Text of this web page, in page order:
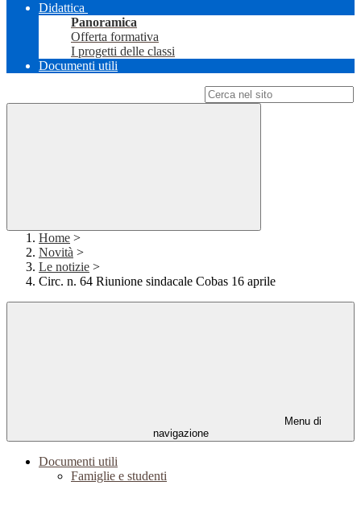
Didattica
Panoramica
Offerta formativa
I progetti delle classi
Documenti utili
Home >
Novità >
Le notizie >
Circ. n. 64 Riunione sindacale Cobas 16 aprile
Menu di
navigazione
Documenti utili
Famiglie e studenti